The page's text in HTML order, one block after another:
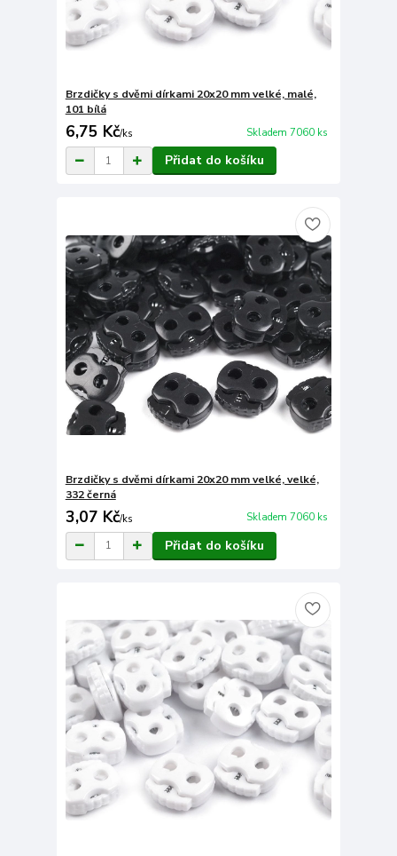
Brzdičky s dvěmi dírkami 20x20 mm velké, malé,
101 bílá
6,75 Kč/ks Skladem 7060 ks
Přidat do košíku
Brzdičky s dvěmi dírkami 20x20 mm velké, velké,
332 černá
3,07 Kč/ks Skladem 7060 ks
Přidat do košíku